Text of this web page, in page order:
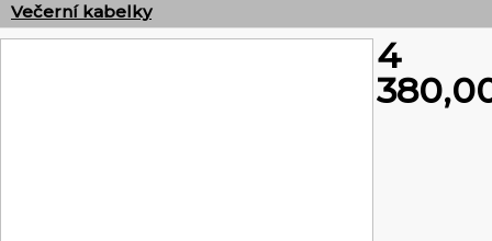
Večerní kabelky
4